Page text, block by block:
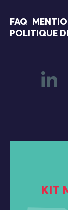
FAQ
POLITIQUE
KIT